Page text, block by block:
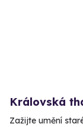
Královská
Zažijte umění